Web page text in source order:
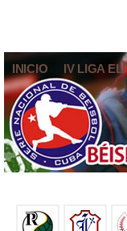
INICIO IV LIGA